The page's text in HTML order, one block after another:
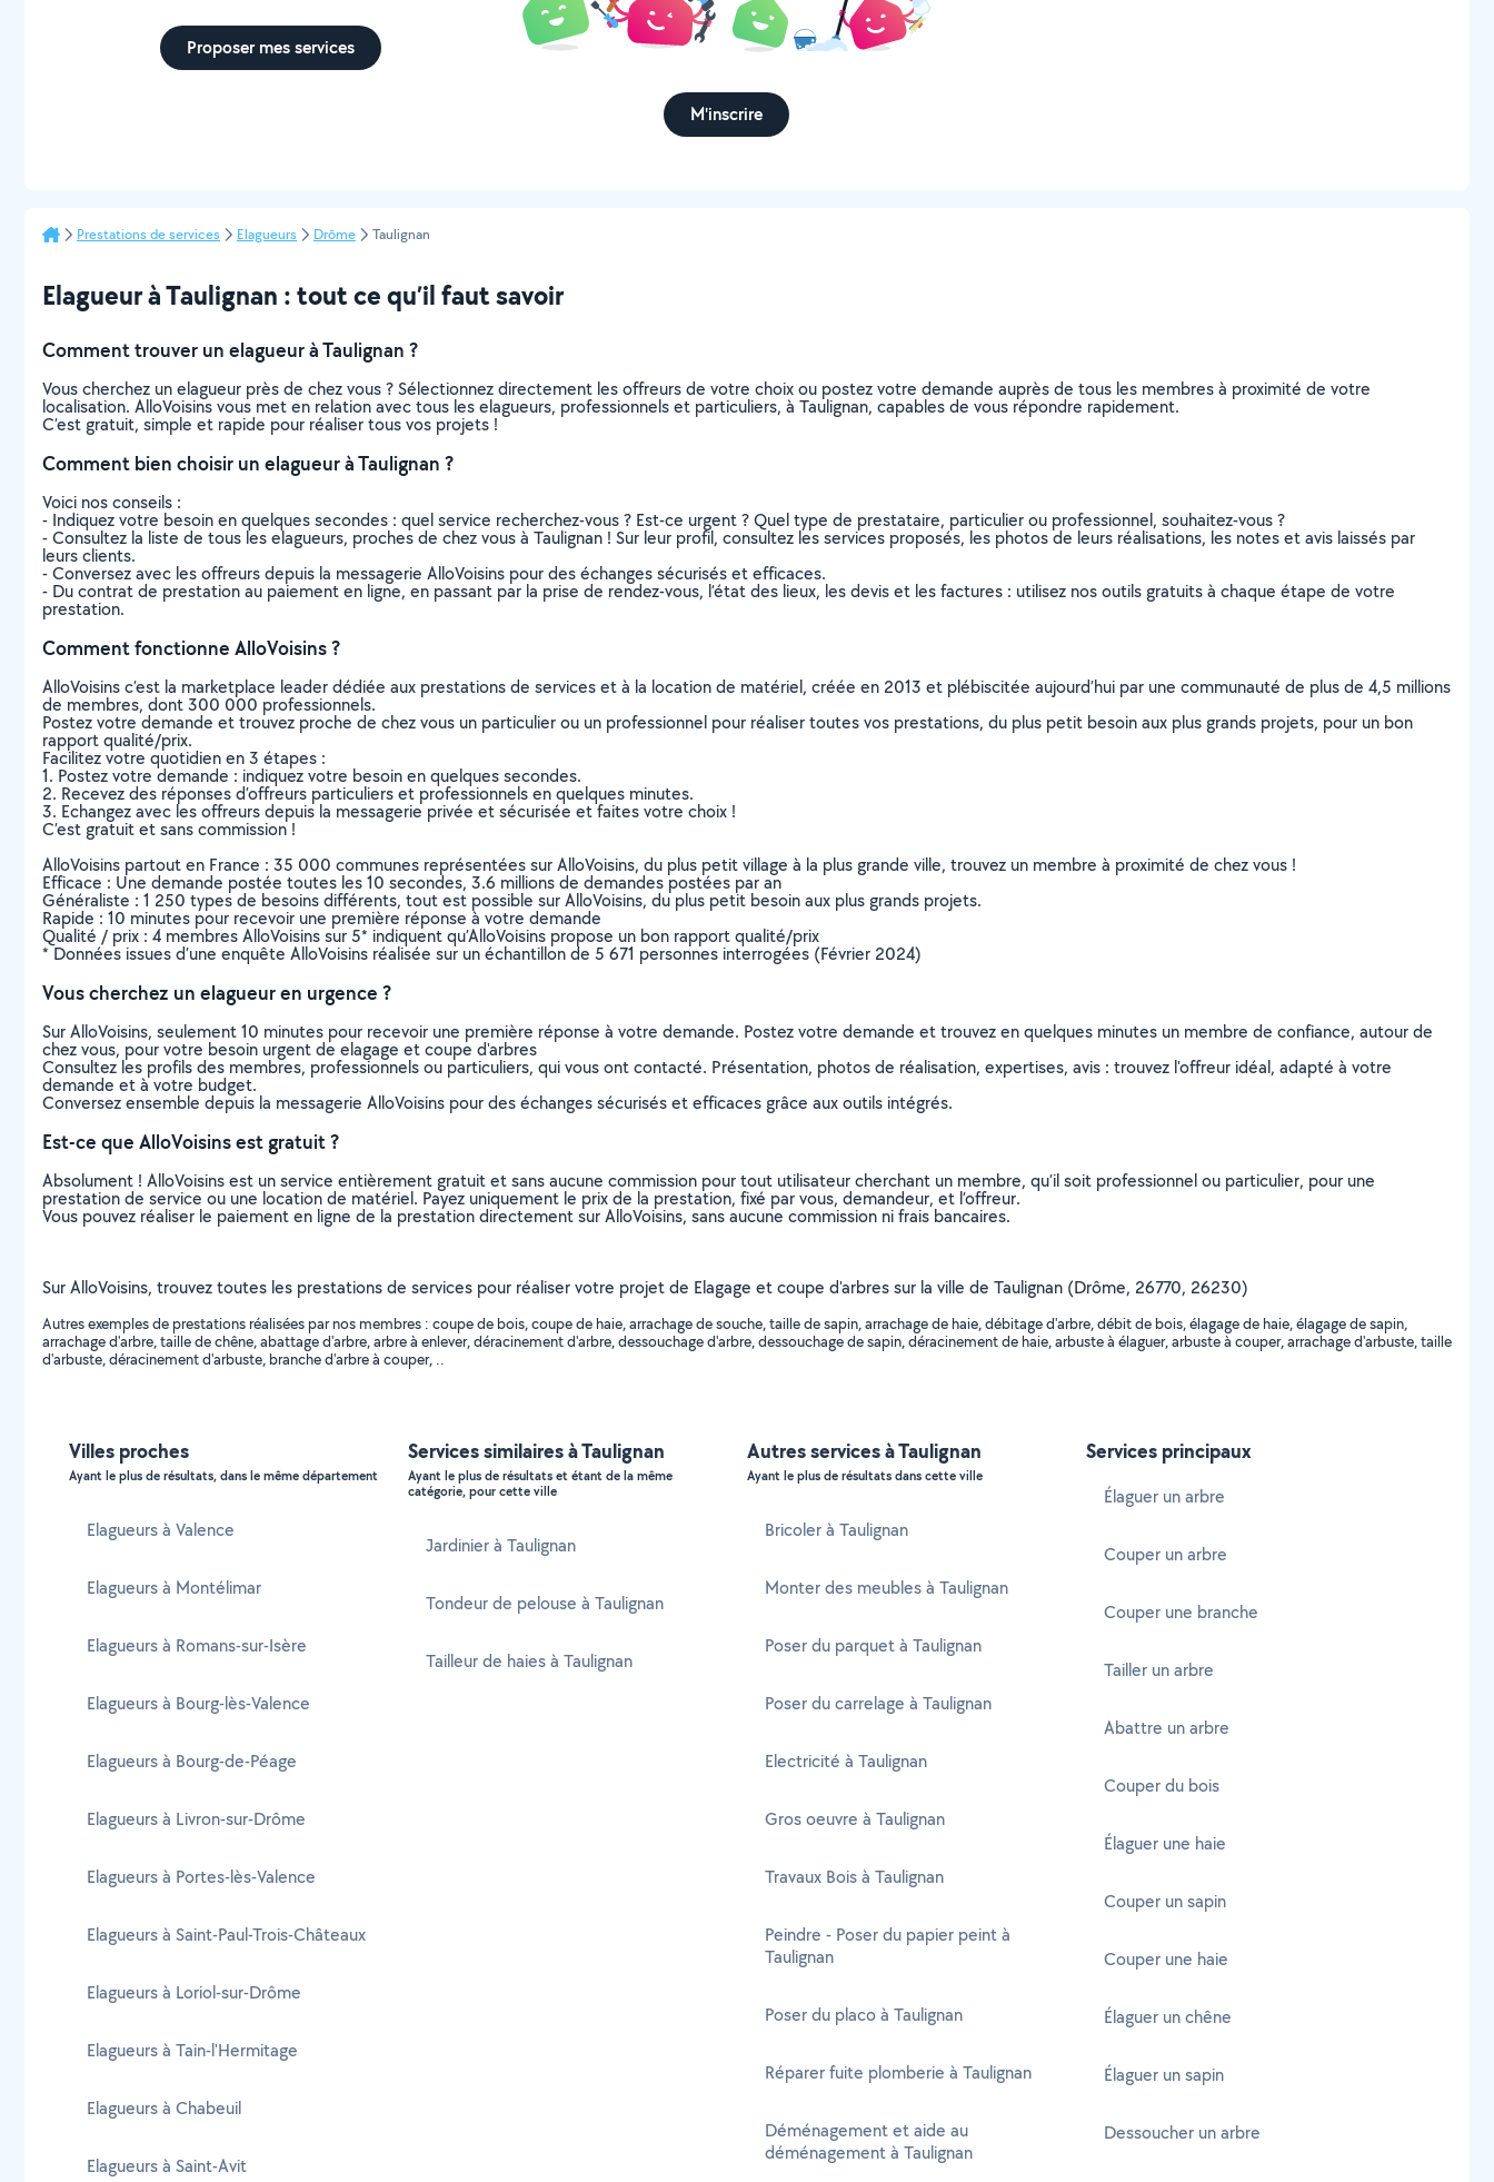
Proposer mes services
M'inscrire
Prestations de services Elagueurs Drôme Taulignan
Elagueur à Taulignan : tout ce qu’il faut savoir
Comment trouver un elagueur à Taulignan ?
Vous cherchez un elagueur près de chez vous ? Sélectionnez directement les offreurs de votre choix ou postez votre demande auprès de tous les membres à proximité de votre
localisation. AlloVoisins vous met en relation avec tous les elagueurs, professionnels et particuliers, à Taulignan, capables de vous répondre rapidement.
C’est gratuit, simple et rapide pour réaliser tous vos projets !
Comment bien choisir un elagueur à Taulignan ?
Voici nos conseils :
- Indiquez votre besoin en quelques secondes : quel service recherchez-vous ? Est-ce urgent ? Quel type de prestataire, particulier ou professionnel, souhaitez-vous ?
- Consultez la liste de tous les elagueurs, proches de chez vous à Taulignan ! Sur leur profil, consultez les services proposés, les photos de leurs réalisations, les notes et avis laissés par
leurs clients.
- Conversez avec les offreurs depuis la messagerie AlloVoisins pour des échanges sécurisés et efficaces.
- Du contrat de prestation au paiement en ligne, en passant par la prise de rendez-vous, l’état des lieux, les devis et les factures : utilisez nos outils gratuits à chaque étape de votre
prestation.
Comment fonctionne AlloVoisins ?
AlloVoisins c’est la marketplace leader dédiée aux prestations de services et à la location de matériel, créée en 2013 et plébiscitée aujourd’hui par une communauté de plus de 4,5 millions
de membres, dont 300 000 professionnels.
Postez votre demande et trouvez proche de chez vous un particulier ou un professionnel pour réaliser toutes vos prestations, du plus petit besoin aux plus grands projets, pour un bon
rapport qualité/prix.
Facilitez votre quotidien en 3 étapes :
1. Postez votre demande : indiquez votre besoin en quelques secondes.
2. Recevez des réponses d’offreurs particuliers et professionnels en quelques minutes.
3. Echangez avec les offreurs depuis la messagerie privée et sécurisée et faites votre choix !
C’est gratuit et sans commission !
AlloVoisins partout en France : 35 000 communes représentées sur AlloVoisins, du plus petit village à la plus grande ville, trouvez un membre à proximité de chez vous !
Efficace : Une demande postée toutes les 10 secondes, 3.6 millions de demandes postées par an
Généraliste : 1 250 types de besoins différents, tout est possible sur AlloVoisins, du plus petit besoin aux plus grands projets.
Rapide : 10 minutes pour recevoir une première réponse à votre demande
Qualité / prix : 4 membres AlloVoisins sur 5* indiquent qu’AlloVoisins propose un bon rapport qualité/prix
* Données issues d’une enquête AlloVoisins réalisée sur un échantillon de 5 671 personnes interrogées (Février 2024)
Vous cherchez un elagueur en urgence ?
Sur AlloVoisins, seulement 10 minutes pour recevoir une première réponse à votre demande. Postez votre demande et trouvez en quelques minutes un membre de confiance, autour de
chez vous, pour votre besoin urgent de elagage et coupe d'arbres
Consultez les profils des membres, professionnels ou particuliers, qui vous ont contacté. Présentation, photos de réalisation, expertises, avis : trouvez l'offreur idéal, adapté à votre
demande et à votre budget.
Conversez ensemble depuis la messagerie AlloVoisins pour des échanges sécurisés et efficaces grâce aux outils intégrés.
Est-ce que AlloVoisins est gratuit ?
Absolument ! AlloVoisins est un service entièrement gratuit et sans aucune commission pour tout utilisateur cherchant un membre, qu’il soit professionnel ou particulier, pour une
prestation de service ou une location de matériel. Payez uniquement le prix de la prestation, fixé par vous, demandeur, et l’offreur.
Vous pouvez réaliser le paiement en ligne de la prestation directement sur AlloVoisins, sans aucune commission ni frais bancaires.
Sur AlloVoisins, trouvez toutes les prestations de services pour réaliser votre projet de Elagage et coupe d'arbres sur la ville de Taulignan (Drôme, 26770, 26230)
Autres exemples de prestations réalisées par nos membres : coupe de bois, coupe de haie, arrachage de souche, taille de sapin, arrachage de haie, débitage d'arbre, débit de bois, élagage de haie, élagage de sapin,
arrachage d'arbre, taille de chêne, abattage d'arbre, arbre à enlever, déracinement d'arbre, dessouchage d'arbre, dessouchage de sapin, déracinement de haie, arbuste à élaguer, arbuste à couper, arrachage d'arbuste, taille
d'arbuste, déracinement d'arbuste, branche d'arbre à couper, ..
Villes proches
Ayant le plus de résultats, dans le même département
Elagueurs à Valence
Elagueurs à Montélimar
Elagueurs à Romans-sur-Isère
Elagueurs à Bourg-lès-Valence
Elagueurs à Bourg-de-Péage
Elagueurs à Livron-sur-Drôme
Elagueurs à Portes-lès-Valence
Elagueurs à Saint-Paul-Trois-Châteaux
Elagueurs à Loriol-sur-Drôme
Elagueurs à Tain-l'Hermitage
Elagueurs à Chabeuil
Elagueurs à Saint-Avit
Services similaires à Taulignan
Ayant le plus de résultats et étant de la même
catégorie, pour cette ville
Jardinier à Taulignan
Tondeur de pelouse à Taulignan
Tailleur de haies à Taulignan
Autres services à Taulignan
Ayant le plus de résultats dans cette ville
Bricoler à Taulignan
Monter des meubles à Taulignan
Poser du parquet à Taulignan
Poser du carrelage à Taulignan
Electricité à Taulignan
Gros oeuvre à Taulignan
Travaux Bois à Taulignan
Peindre - Poser du papier peint à
Taulignan
Poser du placo à Taulignan
Réparer fuite plomberie à Taulignan
Déménagement et aide au
déménagement à Taulignan
Services principaux
Élaguer un arbre
Couper un arbre
Couper une branche
Tailler un arbre
Abattre un arbre
Couper du bois
Élaguer une haie
Couper un sapin
Couper une haie
Élaguer un chêne
Élaguer un sapin
Dessoucher un arbre